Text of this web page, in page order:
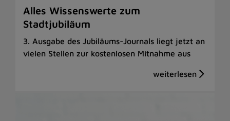
Alles Wissenswerte zum
Stadtjubiläum
3. Ausgabe des Jubiläums-Journals liegt jetzt an
vielen Stellen zur kostenlosen Mitnahme aus